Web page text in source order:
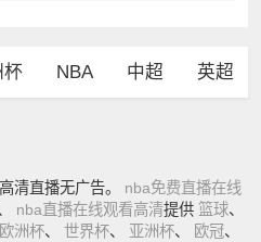
杯 NBA 中超 英超
清直播无广告。 nba免费直播在线
nba直播在线观看高清提供 篮球、
欧洲杯、 世界杯、 亚洲杯、 欧冠、